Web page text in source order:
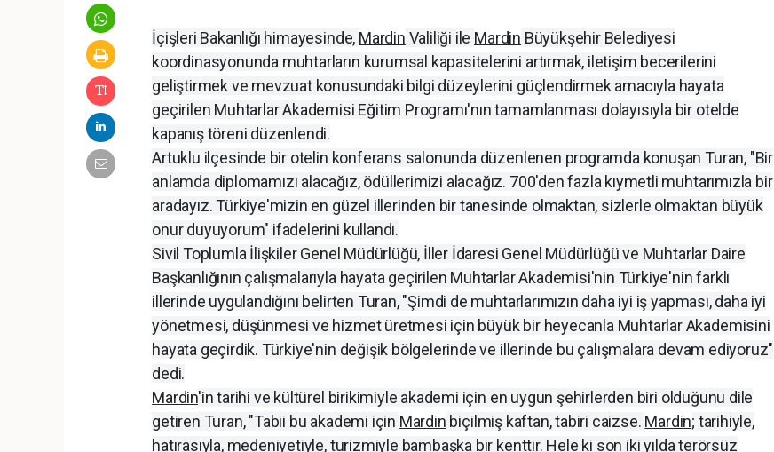
İçişleri Bakanlığı himayesinde, Mardin Valiliği ile Mardin Büyükşehir Belediyesi
koordinasyonunda muhtarların kurumsal kapasitelerini artırmak, iletişim becerilerini
geliştirmek ve mevzuat konusundaki bilgi düzeylerini güçlendirmek amacıyla hayata
geçirilen Muhtarlar Akademisi Eğitim Programı'nın tamamlanması dolayısıyla bir otelde
kapanış töreni düzenlendi.
Artuklu ilçesinde bir otelin konferans salonunda düzenlenen programda konuşan Turan, "Bir
anlamda diplomamızı alacağız, ödüllerimizi alacağız. 700'den fazla kıymetli muhtarımızla bir
aradayız. Türkiye'mizin en güzel illerinden bir tanesinde olmaktan, sizlerle olmaktan büyük
onur duyuyorum" ifadelerini kullandı.
Sivil Toplumla İlişkiler Genel Müdürlüğü, İller İdaresi Genel Müdürlüğü ve Muhtarlar Daire
Başkanlığının çalışmalarıyla hayata geçirilen Muhtarlar Akademisi'nin Türkiye'nin farklı
illerinde uygulandığını belirten Turan, "Şimdi de muhtarlarımızın daha iyi iş yapması, daha iyi
yönetmesi, düşünmesi ve hizmet üretmesi için büyük bir heyecanla Muhtarlar Akademisini
hayata geçirdik. Türkiye'nin değişik bölgelerinde ve illerinde bu çalışmalara devam ediyoruz"
dedi.
Mardin'in tarihi ve kültürel birikimiyle akademi için en uygun şehirlerden biri olduğunu dile
getiren Turan, "Tabii bu akademi için Mardin biçilmiş kaftan, tabiri caizse. Mardin; tarihiyle,
hatırasıyla, medeniyetiyle, turizmiyle bambaşka bir kenttir. Hele ki son iki yılda terörsüz